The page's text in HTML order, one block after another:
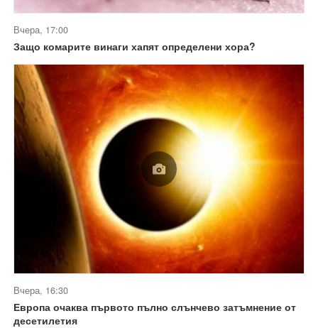
Вчера, 17:00
Защо комарите винаги хапят определени хора?
Вчера, 16:30
Европа очаква първото пълно слънчево затъмнение от
десетилетия